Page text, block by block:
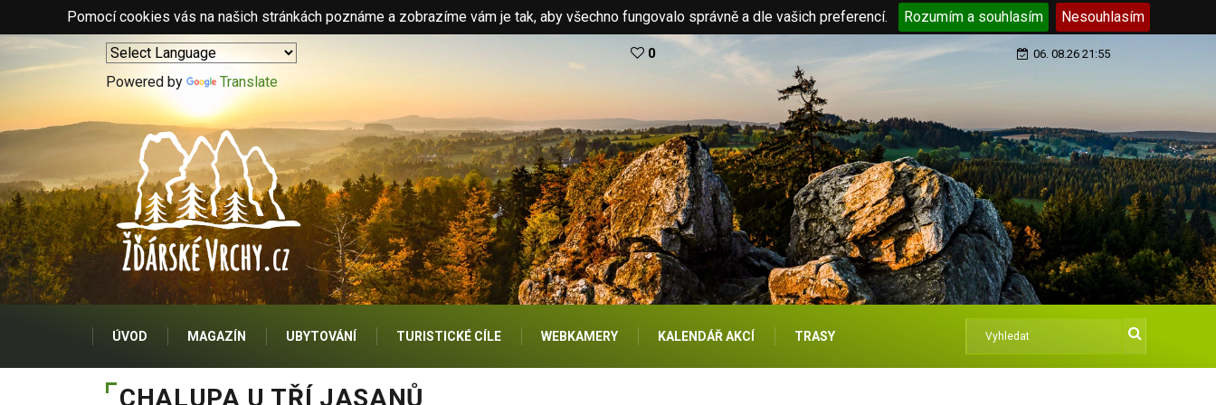
Pomocí cookies vás na našich stránkách poznáme a zobrazíme vám je tak, aby všechno fungovalo správně a dle vašich preferencí. Rozumím a souhlasím Nesouhlasím
Powered by Translate
0 06. 08.26 21:55
ÚVOD MAGAZÍN UBYTOVÁNÍ TURISTICKÉ CÍLE WEBKAMERY KALENDÁŘ AKCÍ TRASY
CHALUPA U TŘÍ JASANŮ